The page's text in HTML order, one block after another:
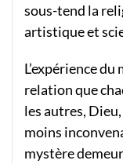
sous-tend la
artistique et
L’expérience
relation que
les autres,
moins
mystère